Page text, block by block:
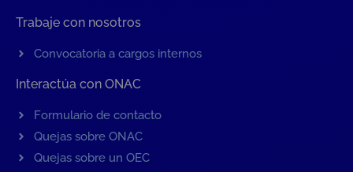
Trabaje con nosotros
Convocatoria a cargos internos
Interactúa con ONAC
Formulario de contacto
Quejas sobre ONAC
Quejas sobre un OEC